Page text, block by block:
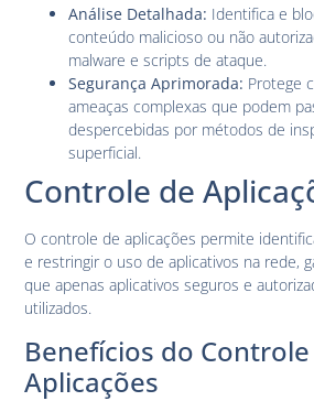
Análise Detalhada: Identifica e
conteúdo malicioso ou não
malware e scripts de ataque.
Segurança Aprimorada: Protege
ameaças complexas que podem
despercebidas por métodos de
superficial.
Controle de
O controle de aplicações permite
e restringir o uso de aplicativos na rede,
que apenas aplicativos seguros e
utilizados.
Benefícios do
Aplicações